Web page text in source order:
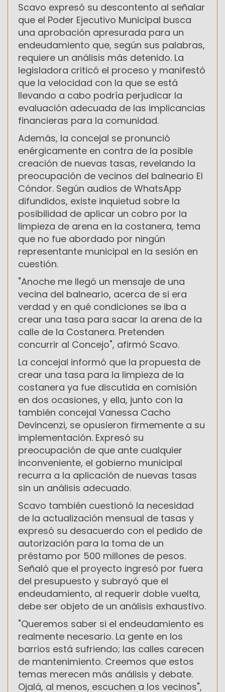
Scavo expresó su descontento al señalar
que el Poder Ejecutivo Municipal busca
una aprobación apresurada para un
endeudamiento que, según sus palabras,
requiere un análisis más detenido. La
legisladora criticó el proceso y manifestó
que la velocidad con la que se está
llevando a cabo podría perjudicar la
evaluación adecuada de las implicancias
financieras para la comunidad.
Además, la concejal se pronunció
enérgicamente en contra de la posible
creación de nuevas tasas, revelando la
preocupación de vecinos del balneario El
Cóndor. Según audios de WhatsApp
difundidos, existe inquietud sobre la
posibilidad de aplicar un cobro por la
limpieza de arena en la costanera, tema
que no fue abordado por ningún
representante municipal en la sesión en
cuestión.
"Anoche me llegó un mensaje de una
vecina del balneario, acerca de si era
verdad y en qué condiciones se iba a
crear una tasa para sacar la arena de la
calle de la Costanera. Pretenden
concurrir al Concejo", afirmó Scavo.
La concejal informó que la propuesta de
crear una tasa para la limpieza de la
costanera ya fue discutida en comisión
en dos ocasiones, y ella, junto con la
también concejal Vanessa Cacho
Devincenzi, se opusieron firmemente a su
implementación. Expresó su
preocupación de que ante cualquier
inconveniente, el gobierno municipal
recurra a la aplicación de nuevas tasas
sin un análisis adecuado.
Scavo también cuestionó la necesidad
de la actualización mensual de tasas y
expresó su desacuerdo con el pedido de
autorización para la toma de un
préstamo por 500 millones de pesos.
Señaló que el proyecto ingresó por fuera
del presupuesto y subrayó que el
endeudamiento, al requerir doble vuelta,
debe ser objeto de un análisis exhaustivo.
"Queremos saber si el endeudamiento es
realmente necesario. La gente en los
barrios está sufriendo; las calles carecen
de mantenimiento. Creemos que estos
temas merecen más análisis y debate.
Ojalá, al menos, escuchen a los vecinos",